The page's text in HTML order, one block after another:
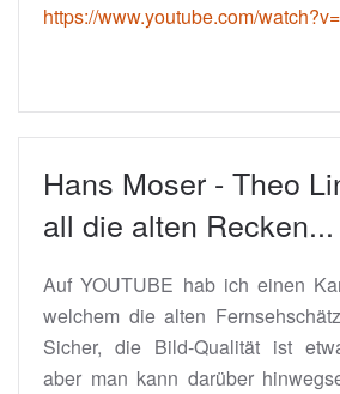
https://www.youtube.com/
Hans Moser - Theo
all die alten Recken...
Auf YOUTUBE hab ich einen
welchem die alten
Sicher, die Bild-Qualität ist
aber man kann darüber